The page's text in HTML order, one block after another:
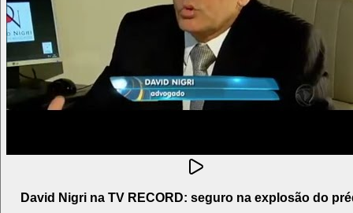
David Nigri na TV RECORD: seguro na explosão do